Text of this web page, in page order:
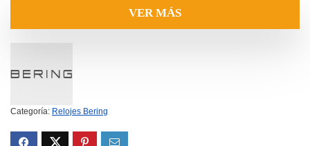
VER MÁS
Categoría: Relojes Bering